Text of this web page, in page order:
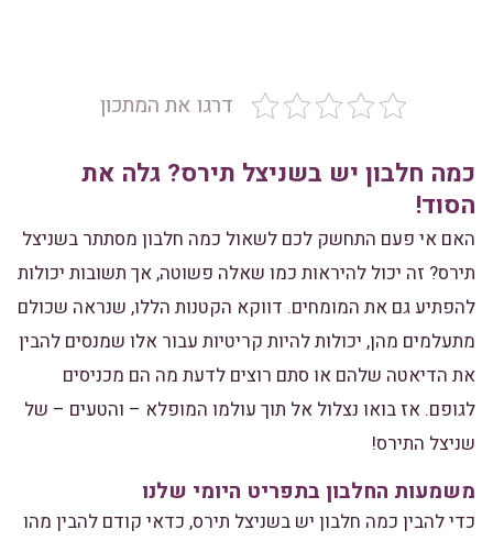
דרגו את המתכון
כמה חלבון יש בשניצל תירס? גלה את
הסוד!
האם אי פעם התחשק לכם לשאול כמה חלבון מסתתר בשניצל
תירס? זה יכול להיראות כמו שאלה פשוטה, אך תשובות יכולות
להפתיע גם את המומחים. דווקא הקטנות הללו, שנראה שכולם
מתעלמים מהן, יכולות להיות קריטיות עבור אלו שמנסים להבין
את הדיאטה שלהם או סתם רוצים לדעת מה הם מכניסים
לגופם. אז בואו נצלול אל תוך עולמו המופלא – והטעים – של
שניצל התירס!
משמעות החלבון בתפריט היומי שלנו
כדי להבין כמה חלבון יש בשניצל תירס, כדאי קודם להבין מהו